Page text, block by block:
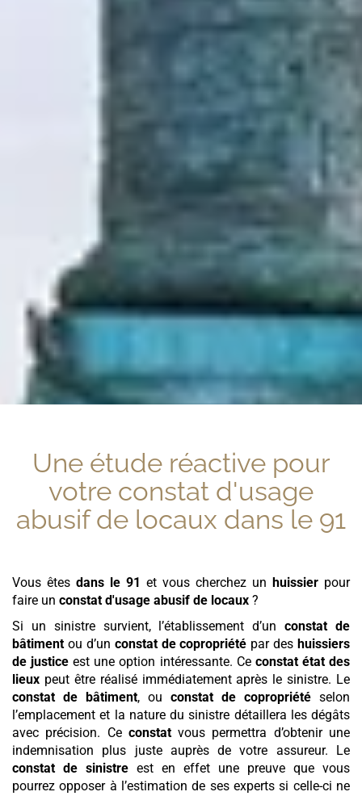
Une étude réactive pour
votre constat d'usage
abusif de locaux dans le 91
Vous êtes dans le 91 et vous cherchez un huissier pour
faire un constat d'usage abusif de locaux ?
Si un sinistre survient, l’établissement d’unconstat de
bâtiment ou d’un constat de copropriété par des huissiers
de justice est une option intéressante. Ce constat état des
lieux peut être réalisé immédiatement après le sinistre. Le
constat de bâtiment, ou constat de copropriété selon
l’emplacement et la nature du sinistre détaillera les dégâts
avec précision. Ce constatvous permettra d’obtenir une
indemnisation plus juste auprès de votre assureur. Le
constat de sinistre est en effet une preuve que vous
pourrez opposer à l’estimation de ses experts si celle-ci ne